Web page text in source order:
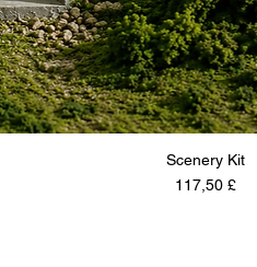
Scenery Kit
Prezzo
117,50 £